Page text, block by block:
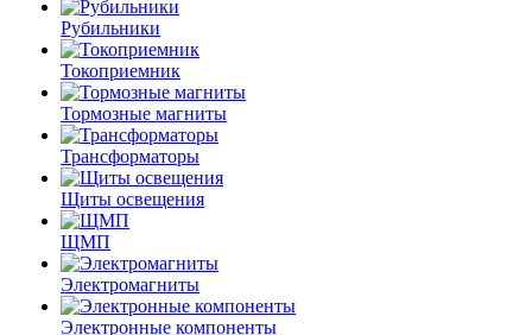
Рубильники
Токоприемник
Тормозные магниты
Трансформаторы
Щиты освещения
ЩМП
Электромагниты
Электронные компоненты